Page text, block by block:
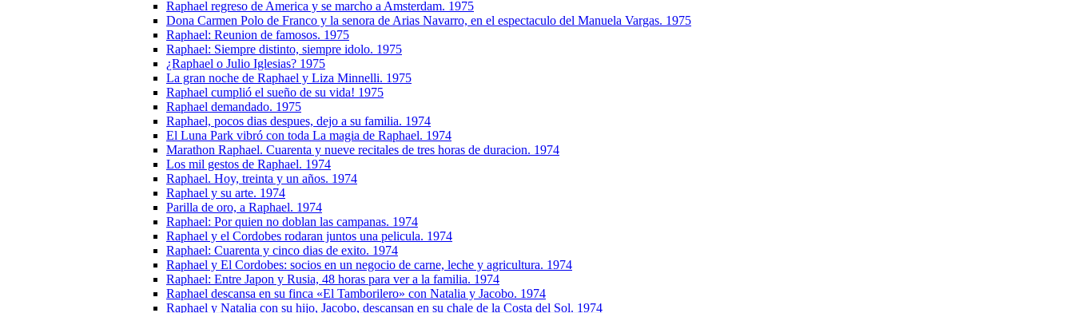
Raphael regreso de America y se marcho a Amsterdam. 1975
Dona Carmen Polo de Franco y la senora de Arias Navarro, en el espectaculo del Manuela Vargas. 1975
Raphael: Reunion de famosos. 1975
Raphael: Siempre distinto, siempre idolo. 1975
¿Raphael o Julio Iglesias? 1975
La gran noche de Raphael y Liza Minnelli. 1975
Raphael cumplió el sueño de su vida! 1975
Raphael demandado. 1975
Raphael, pocos dias despues, dejo a su familia. 1974
El Luna Park vibró con toda La magia de Raphael. 1974
Marathon Raphael. Cuarenta y nueve recitales de tres horas de duracion. 1974
Los mil gestos de Raphael. 1974
Raphael. Hoy, treinta y un años. 1974
Raphael y su arte. 1974
Parilla de oro, a Raphael. 1974
Raphael: Por quien no doblan las campanas. 1974
Raphael y el Cordobes rodaran juntos una pelicula. 1974
Raphael: Cuarenta y cinco dias de exito. 1974
Raphael y El Cordobes: socios en un negocio de carne, leche y agricultura. 1974
Raphael: Entre Japon y Rusia, 48 horas para ver a la familia. 1974
Raphael descansa en su finca «El Tamborilero» con Natalia y Jacobo. 1974
Raphael y Natalia con su hijo, Jacobo, descansan en su chale de la Costa del Sol. 1974